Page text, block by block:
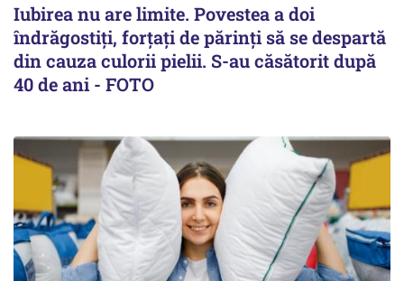
Iubirea nu are limite. Povestea a doi
îndrăgostiţi, forţaţi de părinţi să se despartă
din cauza culorii pielii. S-au căsătorit după
40 de ani - FOTO